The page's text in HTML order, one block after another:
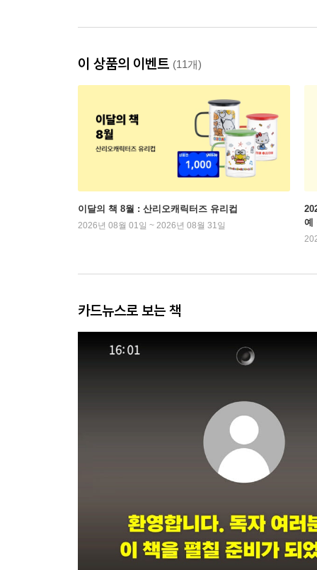
이 상품의 이벤트 (11개)
이달의 책 8월 : 산리오캐릭터즈 유리컵
2026년 08월 01일 ~ 2026년 08월 31일
예
카드뉴스로 보는 책